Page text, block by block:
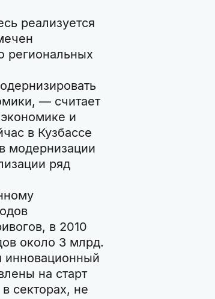
реализуется
региональных
— считает
и
в Кузбассе
модернизации
ряд
в 2010
около 3 млрд.
инновационный
на старт
секторах, не